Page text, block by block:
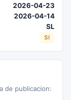
2026-04-23
2026-04-14
SL
SI
de publicacion: